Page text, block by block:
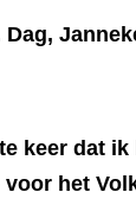
keer dat ik
voor het